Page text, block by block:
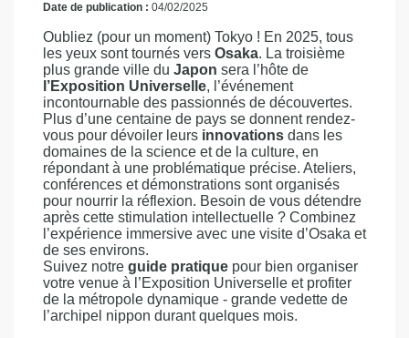
Date de publication : 04/02/2025
Oubliez (pour un moment) Tokyo ! En 2025, tous
les yeux sont tournés vers Osaka. La troisième
plus grande ville du Japon sera l’hôte de
l’Exposition Universelle, l’événement
incontournable des passionnés de découvertes.
Plus d’une centaine de pays se donnent rendez-
vous pour dévoiler leurs innovations dans les
domaines de la science et de la culture, en
répondant à une problématique précise. Ateliers,
conférences et démonstrations sont organisés
pour nourrir la réflexion. Besoin de vous détendre
après cette stimulation intellectuelle ? Combinez
l’expérience immersive avec une visite d’Osaka et
de ses environs.
Suivez notre guide pratique pour bien organiser
votre venue à l’Exposition Universelle et profiter
de la métropole dynamique - grande vedette de
l’archipel nippon durant quelques mois.